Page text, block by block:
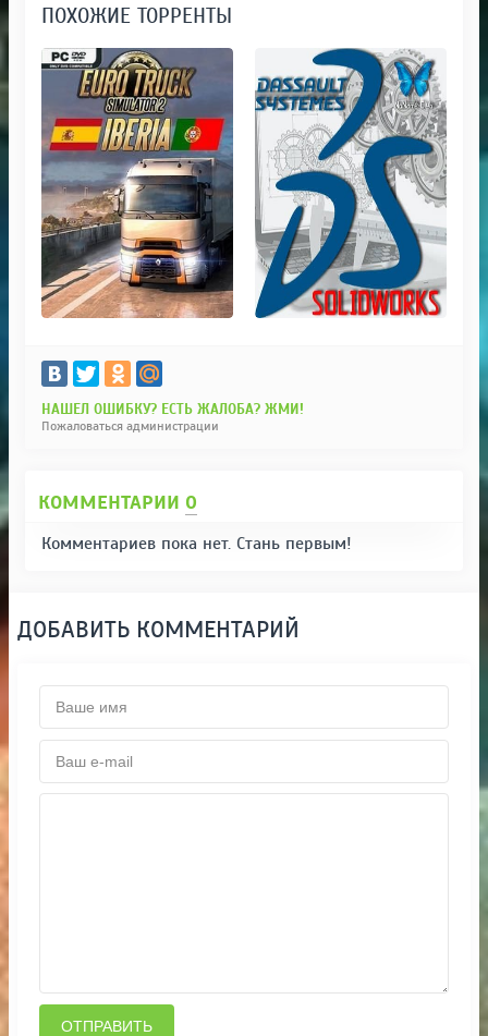
ПОХОЖИЕ ТОРРЕНТЫ
НАШЕЛ ОШИБКУ? ЕСТЬ ЖАЛОБА? ЖМИ!
Пожаловаться администрации
КОММЕНТАРИИ 0
Комментариев пока нет. Стань первым!
ДОБАВИТЬ КОММЕНТАРИЙ
ОТПРАВИТЬ